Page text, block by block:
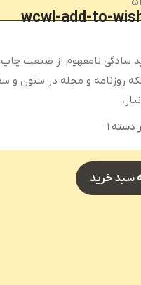
wcwl-add-to-
سادگی نامفهوم از صنعت
روزنامه و مجله در ستون و
دسته 1
سبد خرید